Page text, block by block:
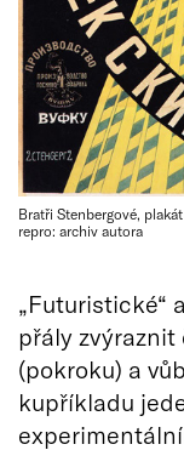
Bratři Stenbergové,
repro: archiv autora
„Futuristické“
přály
(pokroku) a
kupříkladu